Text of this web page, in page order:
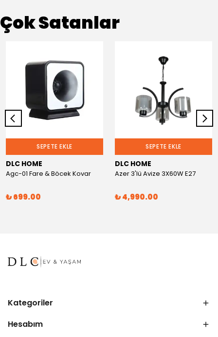
Çok Satanlar
SEPETE EKLE
DLC HOME
Agc-01 Fare & Böcek Kovar
₺ 699.00
SEPETE EKLE
DLC HOME
Azer 3'lü Avize 3X60W E27
₺ 4,990.00
Kategoriler
Hesabım